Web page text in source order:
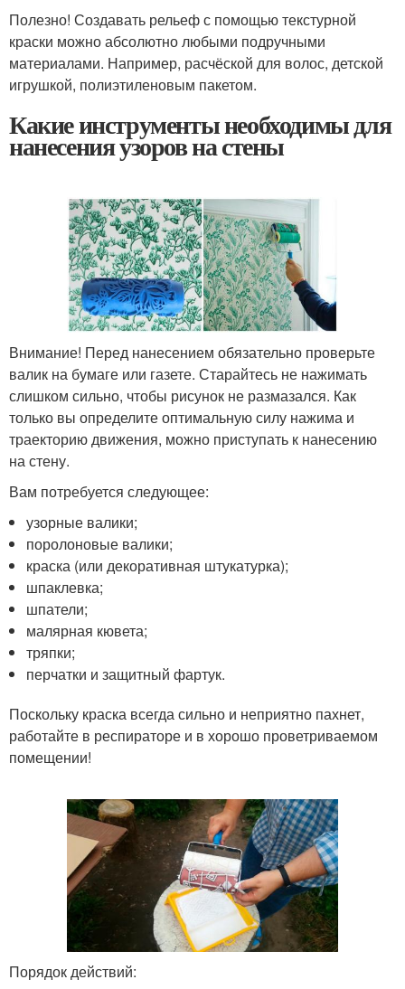
Полезно! Создавать рельеф с помощью текстурной
краски можно абсолютно любыми подручными
материалами. Например, расчёской для волос, детской
игрушкой, полиэтиленовым пакетом.
Какие инструменты необходимы для
нанесения узоров на стены
​Внимание! Перед нанесением обязательно проверьте
валик на бумаге или газете. Старайтесь не нажимать
слишком сильно, чтобы рисунок не размазался. Как
только вы определите оптимальную силу нажима и
траекторию движения, можно приступать к нанесению
на стену.
​Вам потребуется следующее:
узорные валики;
поролоновые валики;
краска (или декоративная штукатурка);
шпаклевка;
шпатели;
малярная кювета;
тряпки;
перчатки и защитный фартук.
Поскольку краска всегда сильно и неприятно пахнет,
работайте в респираторе и в хорошо проветриваемом
помещении!
Порядок действий: